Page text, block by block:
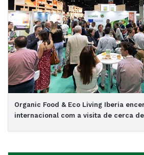
Organic Food & Eco Living Iberia
internacional com a visita de cerca